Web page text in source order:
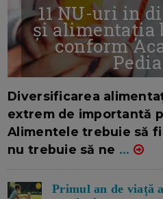
11 NU-uri in
și alimentația
conform
Diversificarea
extrem de importantă
Alimentele trebuie să
nu trebuie să ne ...
Primul an de viață